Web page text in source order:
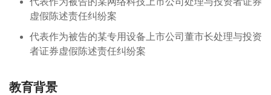
虚假陈述责任纠纷案
代表作为被告的某专用设备上市公司董市长处理与投资
者证券虚假陈述责任纠纷案
教育背景